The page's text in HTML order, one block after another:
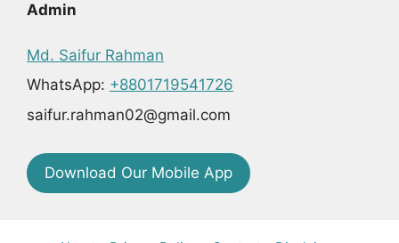
Admin
Md. Saifur Rahman
WhatsApp: +8801719541726
saifur.rahman02@gmail.com
Download Our Mobile App